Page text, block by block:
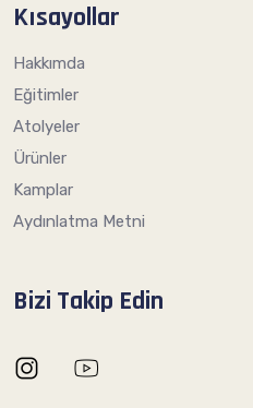
Kısayollar
Hakkımda
Eğitimler
Atolyeler
Ürünler
Kamplar
Aydınlatma Metni
Bizi Takip Edin